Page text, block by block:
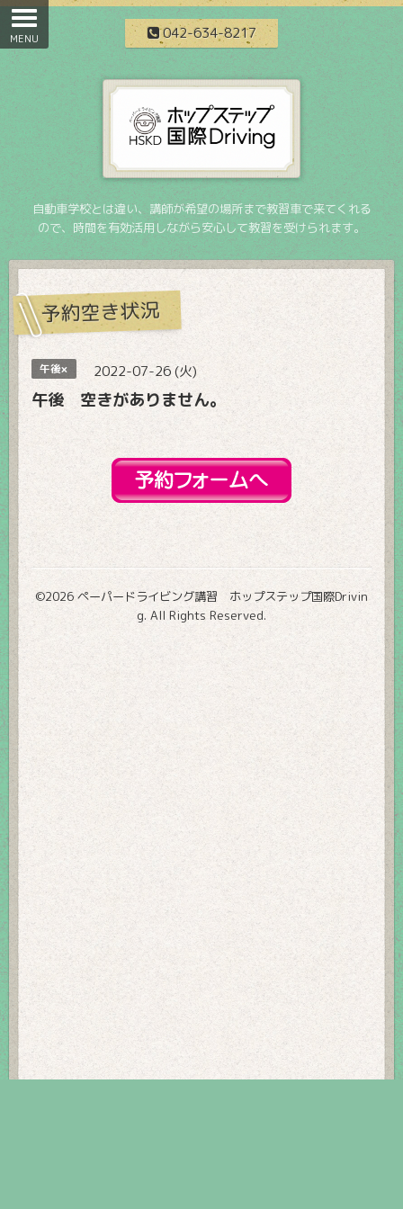
042-634-8217
自動車学校とは違い、講師が希望の場所まで教習車で来てくれる
ので、時間を有効活用しながら安心して教習を受けられます。
予約空き状況
午後× 2022-07-26 (火)
午後 空きがありません。
©2026 ペーパードライビング講習 ホップステップ国際Drivin
g. All Rights Reserved.